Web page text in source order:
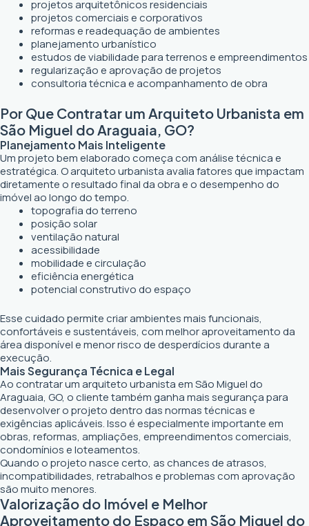
projetos arquitetônicos residenciais
projetos comerciais e corporativos
reformas e readequação de ambientes
planejamento urbanístico
estudos de viabilidade para terrenos e empreendimentos
regularização e aprovação de projetos
consultoria técnica e acompanhamento de obra
Por Que Contratar um Arquiteto Urbanista em
São Miguel do Araguaia, GO?
Planejamento Mais Inteligente
Um projeto bem elaborado começa com análise técnica e
estratégica. O arquiteto urbanista avalia fatores que impactam
diretamente o resultado final da obra e o desempenho do
imóvel ao longo do tempo.
topografia do terreno
posição solar
ventilação natural
acessibilidade
mobilidade e circulação
eficiência energética
potencial construtivo do espaço
Esse cuidado permite criar ambientes mais funcionais,
confortáveis e sustentáveis, com melhor aproveitamento da
área disponível e menor risco de desperdícios durante a
execução.
Mais Segurança Técnica e Legal
Ao contratar um arquiteto urbanista em São Miguel do
Araguaia, GO, o cliente também ganha mais segurança para
desenvolver o projeto dentro das normas técnicas e
exigências aplicáveis. Isso é especialmente importante em
obras, reformas, ampliações, empreendimentos comerciais,
condomínios e loteamentos.
Quando o projeto nasce certo, as chances de atrasos,
incompatibilidades, retrabalhos e problemas com aprovação
são muito menores.
Valorização do Imóvel e Melhor
Aproveitamento do Espaço em São Miguel do